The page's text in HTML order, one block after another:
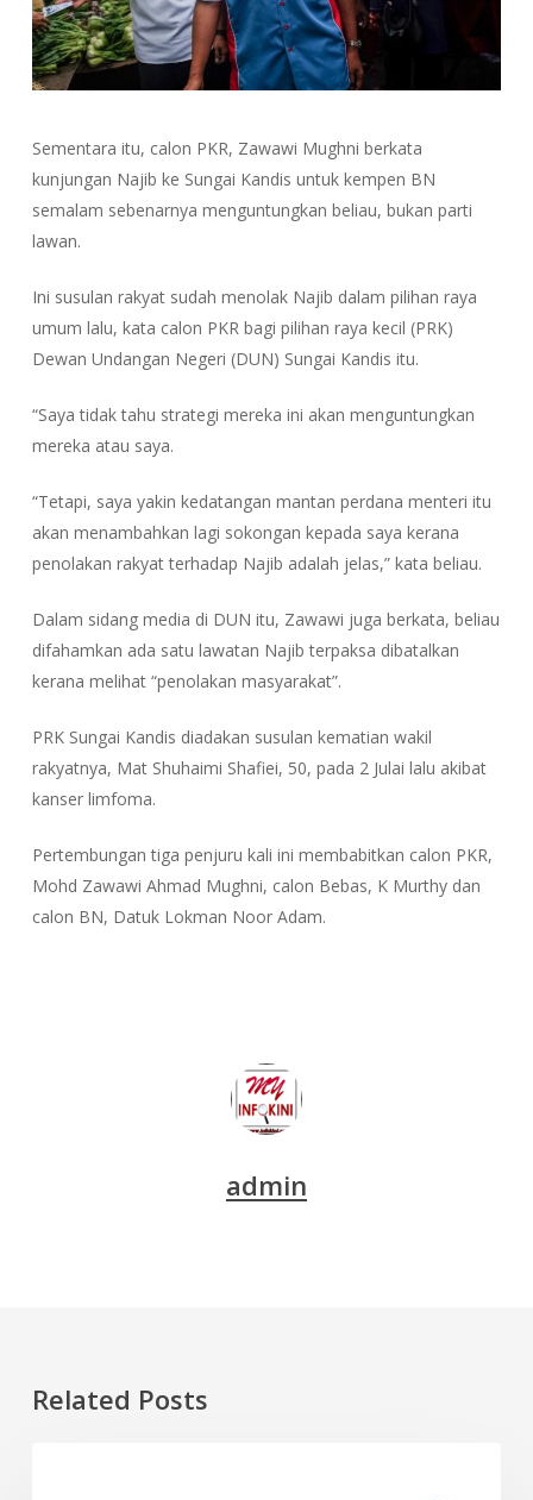
Sementara itu, calon PKR, Zawawi Mughni berkata
kunjungan Najib ke Sungai Kandis untuk kempen BN
semalam sebenarnya menguntungkan beliau, bukan parti
lawan.
Ini susulan rakyat sudah menolak Najib dalam pilihan raya
umum lalu, kata calon PKR bagi pilihan raya kecil (PRK)
Dewan Undangan Negeri (DUN) Sungai Kandis itu.
“Saya tidak tahu strategi mereka ini akan menguntungkan
mereka atau saya.
“Tetapi, saya yakin kedatangan mantan perdana menteri itu
akan menambahkan lagi sokongan kepada saya kerana
penolakan rakyat terhadap Najib adalah jelas,” kata beliau.
Dalam sidang media di DUN itu, Zawawi juga berkata, beliau
difahamkan ada satu lawatan Najib terpaksa dibatalkan
kerana melihat “penolakan masyarakat”.
PRK Sungai Kandis diadakan susulan kematian wakil
rakyatnya, Mat Shuhaimi Shafiei, 50, pada 2 Julai lalu akibat
kanser limfoma.
Pertembungan tiga penjuru kali ini membabitkan calon PKR,
Mohd Zawawi Ahmad Mughni, calon Bebas, K Murthy dan
calon BN, Datuk Lokman Noor Adam.
admin
Related Posts